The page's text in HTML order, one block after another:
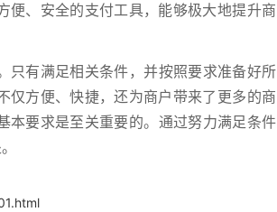
便、安全的支付工具，能够极大地提升商
只有满足相关条件，并按照要求准备好所
仅方便、快捷，还为商户带来了更多的商
本要求是至关重要的。通过努力满足条件